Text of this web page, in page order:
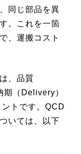
同じ部品を異
。これを一箇
、運搬コスト
、品質
期（Delivery）
トです。QCD
いては、以下